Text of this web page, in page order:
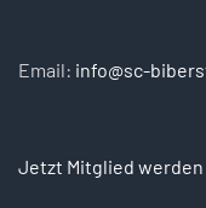
Email: info@sc-
Jetzt Mitglied werden